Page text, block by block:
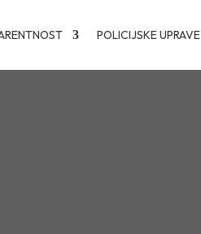
POLICIJSKE UPRAVE